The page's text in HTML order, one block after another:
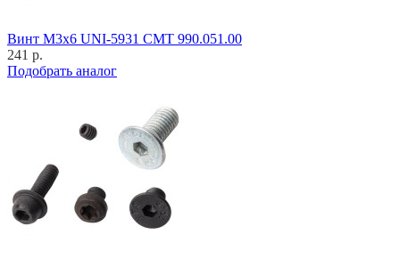
Винт M3x6 UNI-5931 CMT 990.051.00
241 р.
Подобрать аналог